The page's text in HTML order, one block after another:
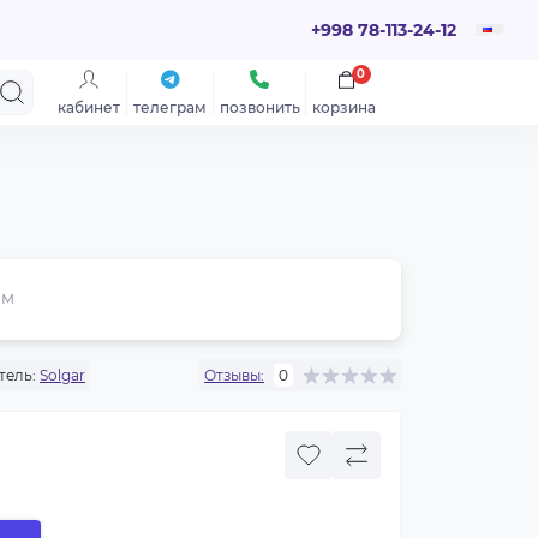
+998 78-113-24-12
кабинет телеграм позвонить корзина
0
Solgar Отзывы: 0